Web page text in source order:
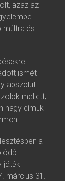
azaz az
múltra és
ismét
abszolút
mellett,
nagy címük
a
játék
március 31.